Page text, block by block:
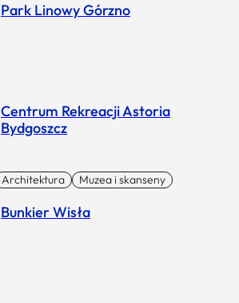
Park Linowy Górzno
Centrum Rekreacji Astoria
Bydgoszcz
Architektura Muzea i skanseny
Bunkier Wisła